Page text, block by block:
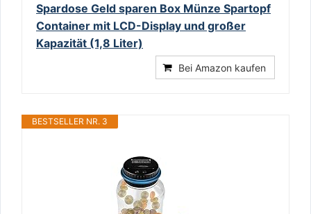
Spardose Geld sparen Box Münze Spartopf
Container mit LCD-Display und großer
Kapazität (1,8 Liter)
Bei Amazon kaufen
BESTSELLER NR. 3